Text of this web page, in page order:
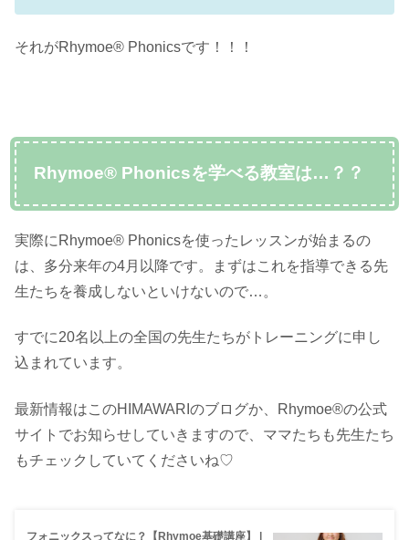
それがRhymoe® Phonicsです！！！
Rhymoe® Phonicsを学べる教室は…？？
実際にRhymoe® Phonicsを使ったレッスンが始まるの
は、多分来年の4月以降です。まずはこれを指導できる先
生たちを養成しないといけないので…。
すでに20名以上の全国の先生たちがトレーニングに申し
込まれています。
最新情報はこのHIMAWARIのブログか、Rhymoe®の公式
サイトでお知らせしていきますので、ママたちも先生たち
もチェックしていてくださいね♡
フォニックスってなに？【Rhymoe基礎講座】 |